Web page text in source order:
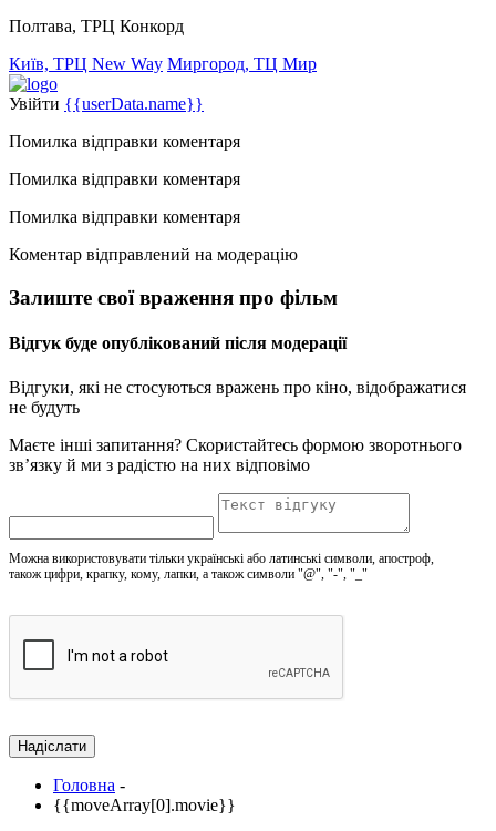
Полтава, ТРЦ Конкорд
Київ, ТРЦ New Way Миргород, ТЦ Мир
Увійти {{userData.name}}
Помилка відправки коментаря
Помилка відправки коментаря
Помилка відправки коментаря
Коментар відправлений на модерацію
Залиште свої враження про фільм
Відгук буде опублікований після модерації
Відгуки, які не стосуються вражень про кіно, відображатися
не будуть
Маєте інші запитання? Скористайтесь формою зворотнього
зв’язку й ми з радістю на них відповімо
Можна використовувати тільки українські або латинські символи, апостроф,
також цифри, крапку, кому, лапки, а також символи "@", "-", "_"
Головна -
{{moveArray[0].movie}}